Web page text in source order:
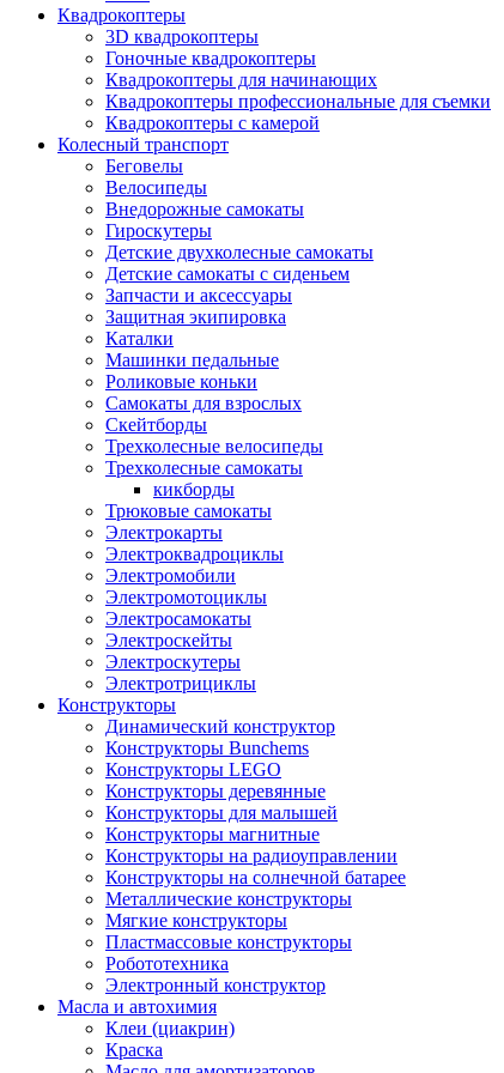
Квадрокоптеры
3D квадрокоптеры
Гоночные квадрокоптеры
Квадрокоптеры для начинающих
Квадрокоптеры профессиональные для съемки
Квадрокоптеры с камерой
Колесный транспорт
Беговелы
Велосипеды
Внедорожные самокаты
Гироскутеры
Детские двухколесные самокаты
Детские самокаты с сиденьем
Запчасти и аксессуары
Защитная экипировка
Каталки
Машинки педальные
Роликовые коньки
Самокаты для взрослых
Скейтборды
Трехколесные велосипеды
Трехколесные самокаты
кикборды
Трюковые самокаты
Электрокарты
Электроквадроциклы
Электромобили
Электромотоциклы
Электросамокаты
Электроскейты
Электроскутеры
Электротрициклы
Конструкторы
Динамический конструктор
Конструкторы Bunchems
Конструкторы LEGO
Конструкторы деревянные
Конструкторы для малышей
Конструкторы магнитные
Конструкторы на радиоуправлении
Конструкторы на солнечной батарее
Металлические конструкторы
Мягкие конструкторы
Пластмассовые конструкторы
Робототехника
Электронный конструктор
Масла и автохимия
Клеи (циакрин)
Краска